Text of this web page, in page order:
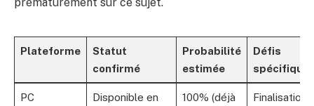
Plateforme
Statut
confirmé
Probabilité
estimée
Défis
PC
Disponible en
100% (déjà
Finalisation